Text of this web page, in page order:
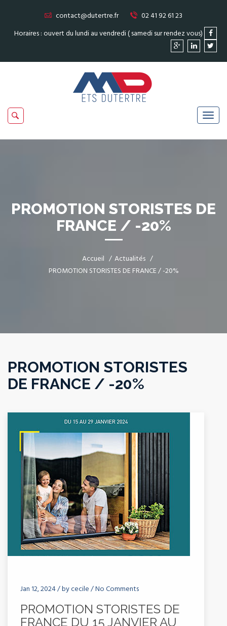
contact@dutertre.fr
02 41 92 61 23
Horaires : ouvert du lundi au vendredi ( samedi sur rendez vous)
PROMOTION STORISTES DE
FRANCE / -20%
Accueil
Actualités
PROMOTION STORISTES DE FRANCE / -20%
PROMOTION STORISTES
DE FRANCE / -20%
Jan 12, 2024 /bycecile/No Comments
PROMOTION STORISTES DE
FRANCE DU 15 JANVIER AU